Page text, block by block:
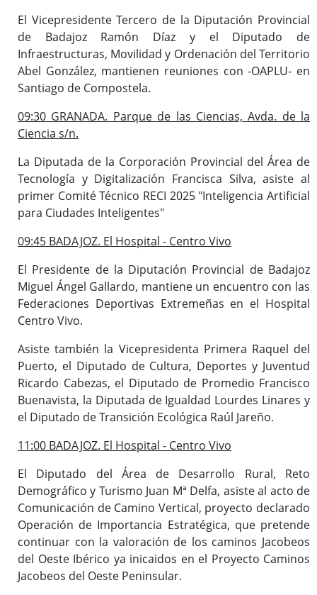
El Vicepresidente Tercero de la Diputación Provincial
de Badajoz Ramón Díaz y el Diputado de
Infraestructuras, Movilidad y Ordenación del Territorio
Abel González, mantienen reuniones con -OAPLU- en
Santiago de Compostela.
09:30 GRANADA. Parque de las Ciencias, Avda. de la
Ciencia s/n.
La Diputada de la Corporación Provincial del Área de
Tecnología y Digitalización Francisca Silva, asiste al
primer Comité Técnico RECI 2025 "Inteligencia Artificial
para Ciudades Inteligentes"
09:45 BADAJOZ. El Hospital - Centro Vivo
El Presidente de la Diputación Provincial de Badajoz
Miguel Ángel Gallardo, mantiene un encuentro con las
Federaciones Deportivas Extremeñas en el Hospital
Centro Vivo.
Asiste también la Vicepresidenta Primera Raquel del
Puerto, el Diputado de Cultura, Deportes y Juventud
Ricardo Cabezas, el Diputado de Promedio Francisco
Buenavista, la Diputada de Igualdad Lourdes Linares y
el Diputado de Transición Ecológica Raúl Jareño.
11:00 BADAJOZ. El Hospital - Centro Vivo
El Diputado del Área de Desarrollo Rural, Reto
Demográfico y Turismo Juan Mª Delfa, asiste al acto de
Comunicación de Camino Vertical, proyecto declarado
Operación de Importancia Estratégica, que pretende
continuar con la valoración de los caminos Jacobeos
del Oeste Ibérico ya inicaidos en el Proyecto Caminos
Jacobeos del Oeste Peninsular.